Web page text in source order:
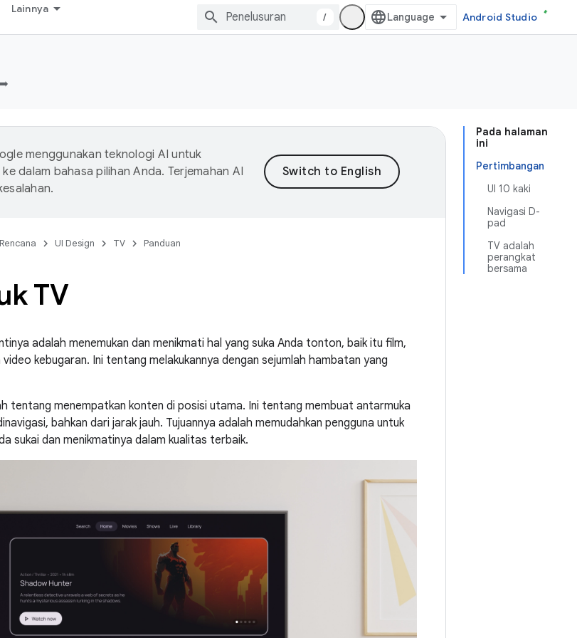
Lainnya
/ Android Studio
Pada halaman
ini
Pertimbangan
UI 10 kaki
Navigasi D-
pad
TV adalah
perangkat
bersama
menggunakan teknologi AI untuk
dalam bahasa pilihan Anda. Terjemahan AI
UI Design TV Panduan
TV
adalah menemukan dan menikmati hal yang suka Anda tonton, baik itu film,
kebugaran. Ini tentang melakukannya dengan sejumlah hambatan yang
tentang menempatkan konten di posisi utama. Ini tentang membuat antarmuka
bahkan dari jarak jauh. Tujuannya adalah memudahkan pengguna untuk
sukai dan menikmatinya dalam kualitas terbaik.